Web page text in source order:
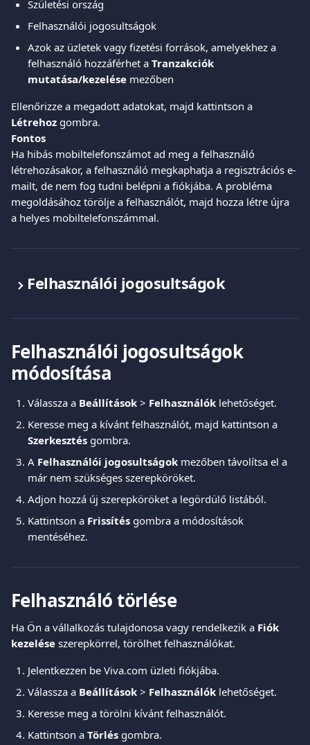
Születési ország
Felhasználói jogosultságok
Azok az üzletek vagy fizetési források, amelyekhez a
felhasználó hozzáférhet a Tranzakciók
mutatása/kezelése mezőben
Ellenőrizze a megadott adatokat, majd kattintson a
Létrehoz gombra.
Fontos
Ha hibás mobiltelefonszámot ad meg a felhasználó
létrehozásakor, a felhasználó megkaphatja a regisztrációs e-
mailt, de nem fog tudni belépni a fiókjába. A probléma
megoldásához törölje a felhasználót, majd hozza létre újra
a helyes mobiltelefonszámmal.
Felhasználói jogosultságok
Felhasználói jogosultságok
módosítása
Válassza a Beállítások > Felhasználók lehetőséget.
Keresse meg a kívánt felhasználót, majd kattintson a
Szerkesztés gombra.
A Felhasználói jogosultságok mezőben távolítsa el a
már nem szükséges szerepköröket.
Adjon hozzá új szerepköröket a legördülő listából.
Kattintson a Frissítés gombra a módosítások
mentéséhez.
Felhasználó törlése
Ha Ön a vállalkozás tulajdonosa vagy rendelkezik a Fiók
kezelése szerepkörrel, törölhet felhasználókat.
Jelentkezzen be Viva.com üzleti fiókjába.
Válassza a Beállítások > Felhasználók lehetőséget.
Keresse meg a törölni kívánt felhasználót.
Kattintson a Törlés gombra.